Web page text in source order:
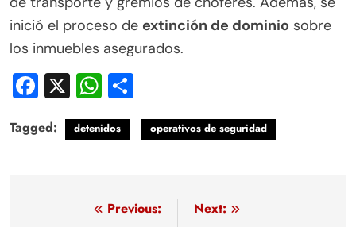
inició el proceso de extinción de dominio sobre
los inmuebles asegurados.
Facebook
X WhatsApp
Tagged: detenidos operativos de seguridad
NavegaciónPrevious:
Next: